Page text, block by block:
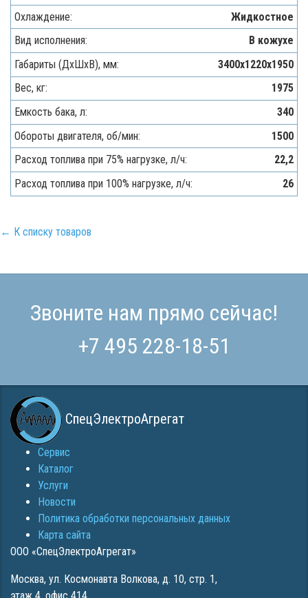
Охлаждение:
Жидкостное
Вид исполнения:
В кожухе
Габариты (ДхШхВ), мм:
3400х1220х1950
Вес, кг:
1975
Емкость бака, л:
340
Обороты двигателя, об/мин:
1500
Расход топлива при 75% нагрузке, л/ч:
22,2
Расход топлива при 100% нагрузке, л/ч:
26
← К списку товаров
Звоните нам прямо сейчас!
+7 495 228-18-51
СпецЭлектроАгрегат
Сервис
Каталог
Услуги
Новости
Политика обработки персональных данных
Карта сайта
ООО «СпецЭлектроАгрегат»
Москва, ул. Космонавта Волкова, д. 10, стр. 1,
этаж 4, офис 414